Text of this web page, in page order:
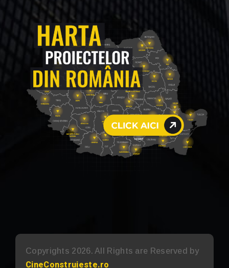
Copyrights 2026. All Rights are Reserved by
CineConstruieste.ro